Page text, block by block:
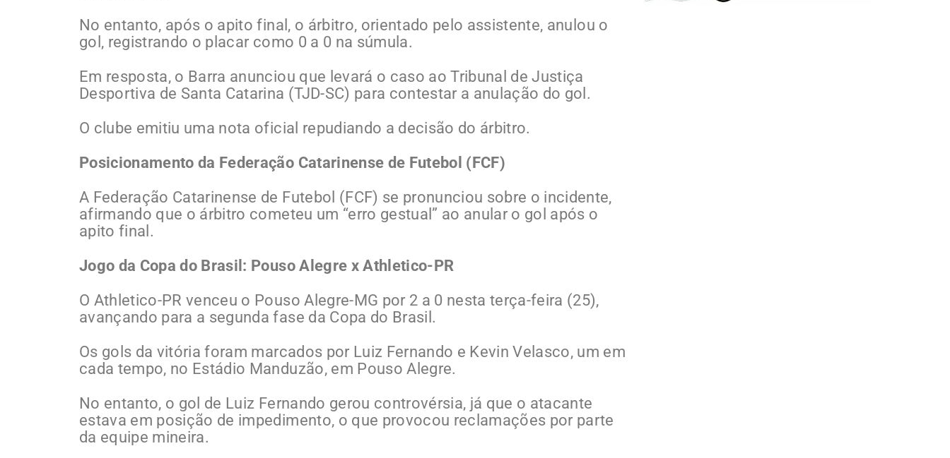
No entanto, após o apito final, o árbitro, orientado pelo assistente, anulou o
gol, registrando o placar como 0 a 0 na súmula.
Em resposta, o Barra anunciou que levará o caso ao Tribunal de Justiça
Desportiva de Santa Catarina (TJD-SC) para contestar a anulação do gol.
O clube emitiu uma nota oficial repudiando a decisão do árbitro.
Posicionamento da Federação Catarinense de Futebol (FCF)
A Federação Catarinense de Futebol (FCF) se pronunciou sobre o incidente,
afirmando que o árbitro cometeu um “erro gestual” ao anular o gol após o
apito final.
Jogo da Copa do Brasil: Pouso Alegre x Athletico-PR
O Athletico-PR venceu o Pouso Alegre-MG por 2 a 0 nesta terça-feira (25),
avançando para a segunda fase da Copa do Brasil.
Os gols da vitória foram marcados por Luiz Fernando e Kevin Velasco, um em
cada tempo, no Estádio Manduzão, em Pouso Alegre.
No entanto, o gol de Luiz Fernando gerou controvérsia, já que o atacante
estava em posição de impedimento, o que provocou reclamações por parte
da equipe mineira.